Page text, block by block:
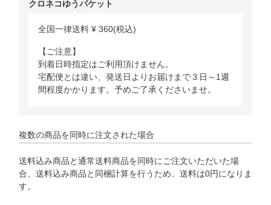
クロネコゆうパケット
全国一律送料 ¥ 360(税込)
【ご注意】
到着日時指定はご利用頂けません。
宅配便とは違い、発送日よりお届けまで３日～1週
間程度かかります。予めご了承くださいませ。
複数の商品を同時に注文された場合
送料込み商品と通常送料商品を同時にご注文いただいた場
合、送料込み商品と同梱計算を行うため、送料は0円になりま
す。